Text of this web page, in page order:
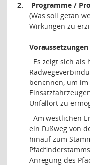
2.
Programme /
(Was soll getan
Wirkungen zu
Es zeigt sich als
benennen, um
Unfallort zu
Am westlichen
ein Fußweg von
hinauf zum
Anregung des